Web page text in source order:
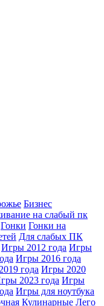
Бизнес
на слабый пк
Гонки Гонки на
Для слабых ПК
Игры 2012 года Игры
Игры 2016 года
года Игры 2020
2023 года Игры
Игры для ноутбука
Кулинарные Лего